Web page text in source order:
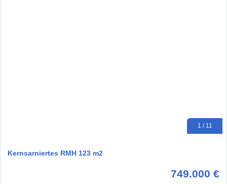
1 / 11
Kernsarniertes RMH 123 m2
749.000 €